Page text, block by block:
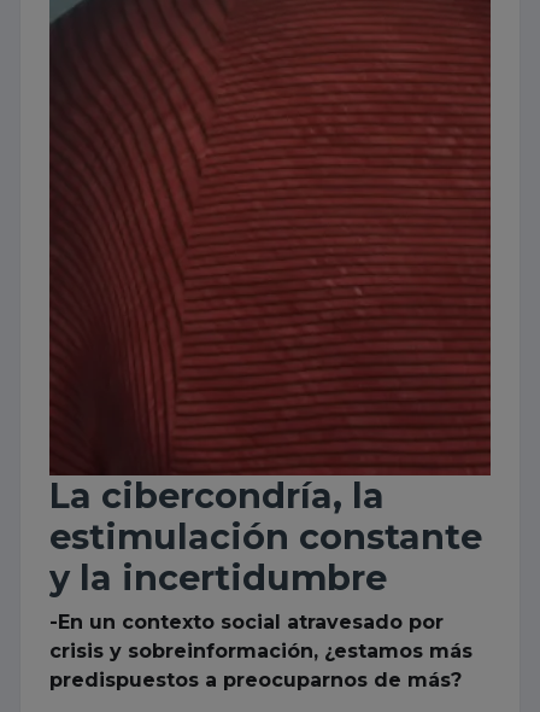
La cibercondría, la
estimulación constante
y la incertidumbre
-En un contexto social atravesado por
crisis y sobreinformación, ¿estamos más
predispuestos a preocuparnos de más?